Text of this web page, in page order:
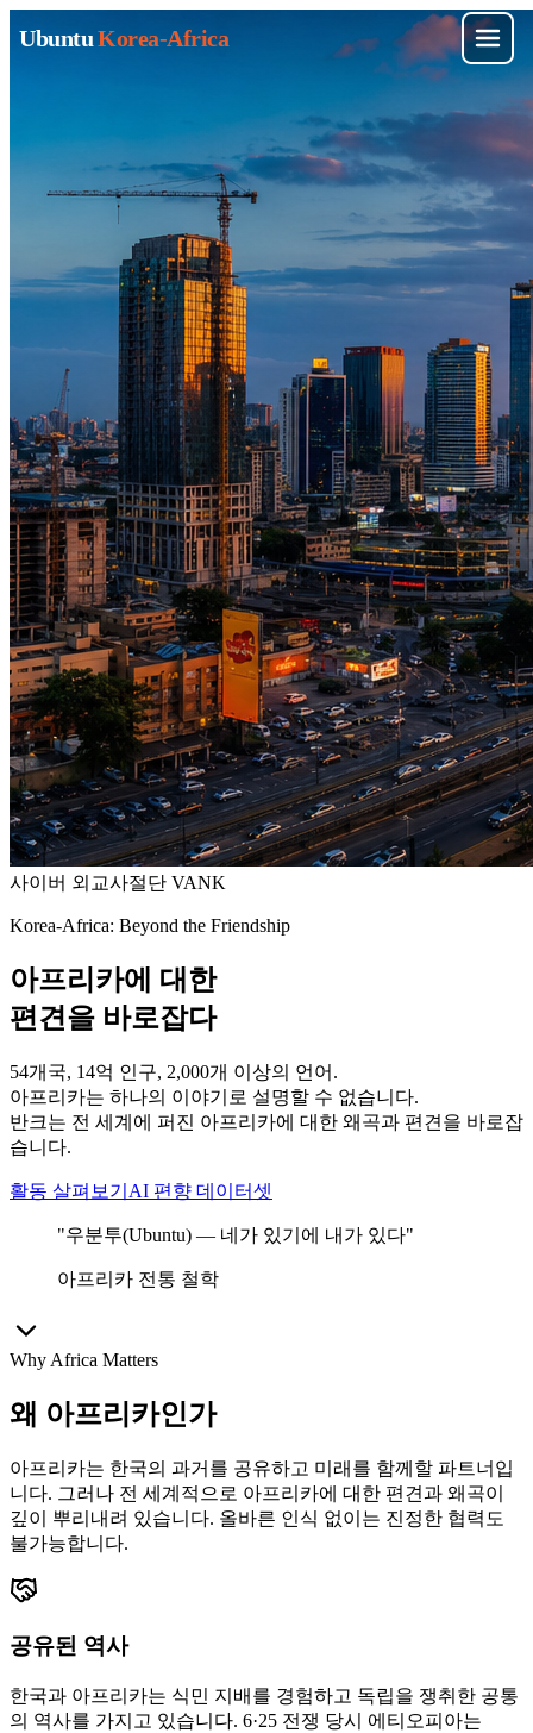
UbuntuKorea-Africa
사이버 외교사절단 VANK
Korea-Africa: Beyond the Friendship
아프리카에 대한
편견을 바로잡다
54개국, 14억 인구, 2,000개 이상의 언어.
아프리카는 하나의 이야기로 설명할 수 없습니다.
반크는 전 세계에 퍼진 아프리카에 대한 왜곡과 편견을 바로잡
습니다.
활동 살펴보기 AI 편향 데이터셋
"우분투(Ubuntu) — 네가 있기에 내가 있다"
아프리카 전통 철학
Why Africa Matters
왜 아프리카인가
아프리카는 한국의 과거를 공유하고 미래를 함께할 파트너입
니다. 그러나 전 세계적으로 아프리카에 대한 편견과 왜곡이
깊이 뿌리내려 있습니다. 올바른 인식 없이는 진정한 협력도
불가능합니다.
공유된 역사
한국과 아프리카는 식민 지배를 경험하고 독립을 쟁취한 공통
의 역사를 가지고 있습니다. 6·25 전쟁 당시 에티오피아는